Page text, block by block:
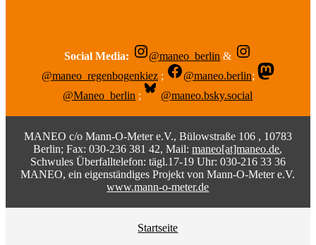
Social Media: @maneo_berlin &
@maneo_regenbogenkiez ; @maneo.berlin;
@Maneo_berlin ; @maneo.bsky.social
MANEO c/o Mann-O-Meter e.V., Bülowstraße 106 , 10783
Berlin; Fax: 030-236 381 42, Mail:maneo[at]maneo.de,
Schwules Überfalltelefon: tägl.17-19 Uhr: 030-216 33 36
MANEO, ein eigenständiges Projekt von Mann-O-Meter e.V.
www.mann-o-meter.de
Startseite